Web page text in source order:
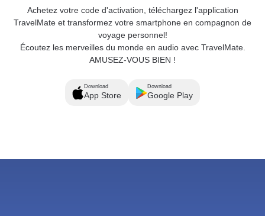
Achetez votre code d'activation, téléchargez l'application
TravelMate et transformez votre smartphone en compagnon de
voyage personnel!
Écoutez les merveilles du monde en audio avec TravelMate.
AMUSEZ-VOUS BIEN !
Download
App Store
Download
Google Play